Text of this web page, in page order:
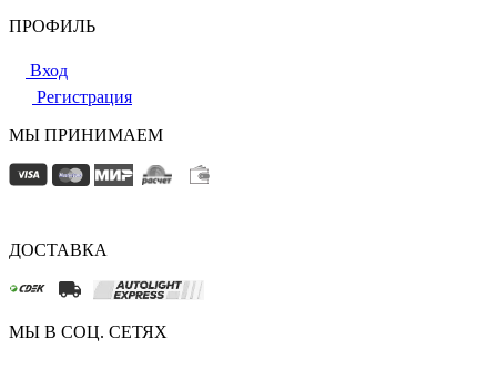
ПРОФИЛЬ
Вход
Регистрация
МЫ ПРИНИМАЕМ
ДОСТАВКА
МЫ В СОЦ. СЕТЯХ